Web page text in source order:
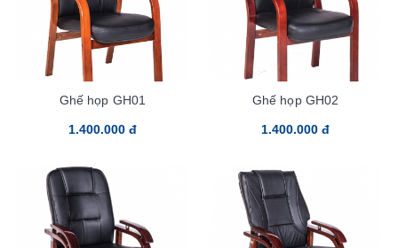
Ghế họp GH01
1.400.000 đ
Ghế họp GH02
1.400.000 đ